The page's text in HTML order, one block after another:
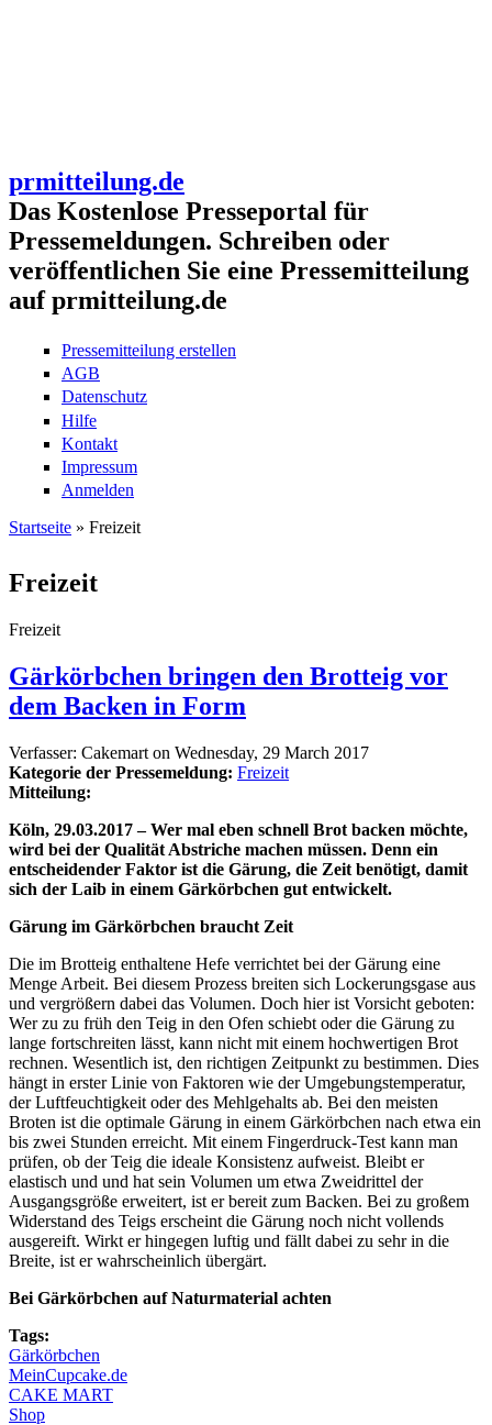
prmitteilung.de
Das Kostenlose Presseportal für
Pressemeldungen. Schreiben oder
veröffentlichen Sie eine Pressemitteilung
auf prmitteilung.de
Pressemitteilung erstellen
AGB
Datenschutz
Hilfe
Kontakt
Impressum
Anmelden
Startseite » Freizeit
Freizeit
Freizeit
Gärkörbchen bringen den Brotteig vor
dem Backen in Form
Verfasser: Cakemart on Wednesday, 29 March 2017
Kategorie der Pressemeldung: Freizeit
Mitteilung:
Köln, 29.03.2017 – Wer mal eben schnell Brot backen möchte,
wird bei der Qualität Abstriche machen müssen. Denn ein
entscheidender Faktor ist die Gärung, die Zeit benötigt, damit
sich der Laib in einem Gärkörbchen gut entwickelt.
Gärung im Gärkörbchen braucht Zeit
Die im Brotteig enthaltene Hefe verrichtet bei der Gärung eine
Menge Arbeit. Bei diesem Prozess breiten sich Lockerungsgase aus
und vergrößern dabei das Volumen. Doch hier ist Vorsicht geboten:
Wer zu zu früh den Teig in den Ofen schiebt oder die Gärung zu
lange fortschreiten lässt, kann nicht mit einem hochwertigen Brot
rechnen. Wesentlich ist, den richtigen Zeitpunkt zu bestimmen. Dies
hängt in erster Linie von Faktoren wie der Umgebungstemperatur,
der Luftfeuchtigkeit oder des Mehlgehalts ab. Bei den meisten
Broten ist die optimale Gärung in einem Gärkörbchen nach etwa ein
bis zwei Stunden erreicht. Mit einem Fingerdruck-Test kann man
prüfen, ob der Teig die ideale Konsistenz aufweist. Bleibt er
elastisch und und hat sein Volumen um etwa Zweidrittel der
Ausgangsgröße erweitert, ist er bereit zum Backen. Bei zu großem
Widerstand des Teigs erscheint die Gärung noch nicht vollends
ausgereift. Wirkt er hingegen luftig und fällt dabei zu sehr in die
Breite, ist er wahrscheinlich übergärt.
Bei Gärkörbchen auf Naturmaterial achten
Tags:
Gärkörbchen
MeinCupcake.de
CAKE MART
Shop